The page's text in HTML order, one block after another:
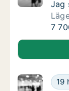
Jag
Jag
Jag
7
Jag söker
19